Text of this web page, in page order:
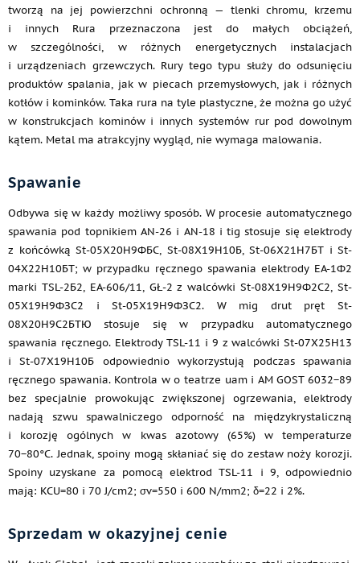
tworzą na jej powierzchni ochronną — tlenki chromu, krzemu
i innych Rura przeznaczona jest do małych obciążeń,
w szczególności, w różnych energetycznych instalacjach
i urządzeniach grzewczych. Rury tego typu służy do odsunięciu
produktów spalania, jak w piecach przemysłowych, jak i różnych
kotłów i kominków. Taka rura na tyle plastyczne, że można go użyć
w konstrukcjach kominów i innych systemów rur pod dowolnym
kątem. Metal ma atrakcyjny wygląd, nie wymaga malowania.
Spawanie
Odbywa się w każdy możliwy sposób. W procesie automatycznego
spawania pod topnikiem AN-26 i AN-18 i tig stosuje się elektrody
z końcówką St-05Х20Н9ФБС, St-08Х19Н10Б, St-06Х21Н7БТ i St-
04Х22Н10БТ; w przypadku ręcznego spawania elektrody EA-1Ф2
marki TSL-2Б2, EA-606/11, GŁ-2 z walcówki St-08Х19Н9Ф2С2, St-
05Х19Н9ФЗС2 i St-05Х19Н9ФЗС2. W mig drut pręt St-
08Х20Н9С2БТЮ stosuje się w przypadku automatycznego
spawania ręcznego. Elektrody TSL-11 i 9 z walcówki St-07Х25Н13
i St-07Х19Н10Б odpowiednio wykorzystują podczas spawania
ręcznego spawania. Kontrola w o teatrze uam i AM GOST 6032−89
bez specjalnie prowokując zwiększonej ogrzewania, elektrody
nadają szwu spawalniczego odporność na międzykrystaliczną
i korozję ogólnych w kwas azotowy (65%) w temperaturze
70−80°C. Jednak, spoiny mogą skłaniać się do zestaw noży korozji.
Spoiny uzyskane za pomocą elektrod TSL-11 i 9, odpowiednio
mają: KCU=80 i 70 J/cm2; σv=550 i 600 N/mm2; δ=22 i 2%.
Sprzedam w okazyjnej cenie